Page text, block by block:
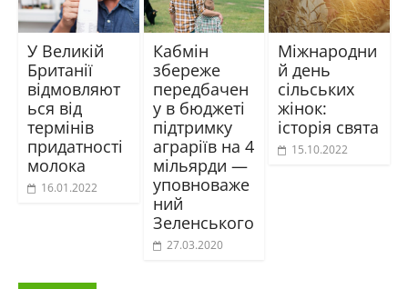
У Великій
Британії
відмовляют
ься від
термінів
придатності
молока
16.01.2022
Кабмін
збереже
передбачен
у в бюджеті
підтримку
аграріїв на 4
мільярди —
уповноваже
ний
Зеленського
27.03.2020
Міжнародни
й день
сільських
жінок:
історія свята
15.10.2022